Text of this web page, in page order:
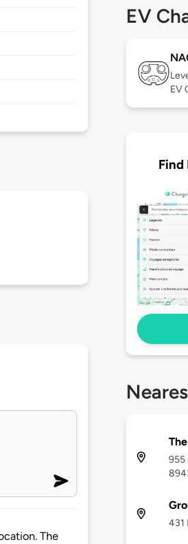
The
EV
EV
Find
955
431